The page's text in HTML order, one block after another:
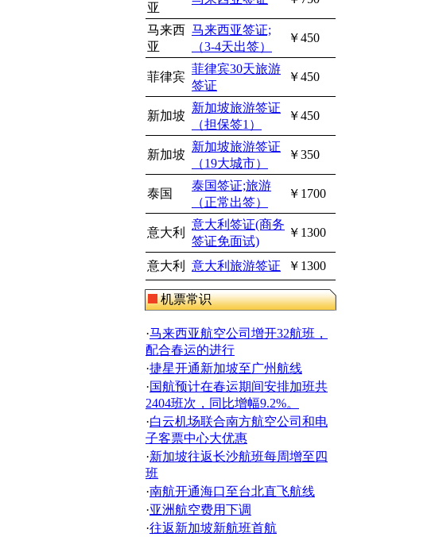
亚
马来西
亚
马来西亚签证;
（3-4天出签）
￥450
菲律宾
菲律宾30天旅游
签证
￥450
新加坡
新加坡旅游签证
（担保签1）
￥450
新加坡
新加坡旅游签证
（19大城市）
￥350
泰国
泰国签证;旅游
（正常出签）
￥1700
意大利
意大利签证(商务
签证免面试)
￥1300
意大利 意大利旅游签证 ￥1300
机票常识
·马来西亚航空公司增开32航班，
配合春运的进行
·捷星开通新加坡至广州航线
·国航预计在春运期间安排加班共
2404班次，同比增幅9.2%。
·白云机场联合南方航空公司和电
子客票中心大优惠
·新加坡往返长沙航班每周增至四
班
·南航开通海口至台北直飞航线
·亚洲航空费用下调
·往返新加坡新航班首航